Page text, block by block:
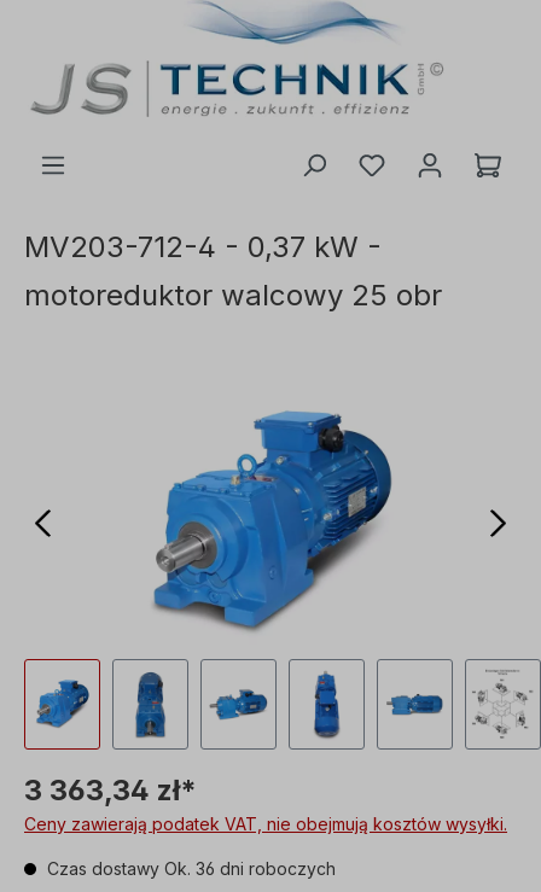
MV203-712-4 - 0,37 kW -
motoreduktor walcowy 25 obr
3 363,34 zł*
Ceny zawierają podatek VAT, nie obejmują kosztów wysyłki.
Czas dostawy Ok. 36 dni roboczych